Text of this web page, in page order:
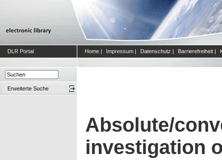
DLR Portal Home | Impressum | Datenschutz | Barrierefreiheit |
Erweiterte Suche
Absolute/
investigation